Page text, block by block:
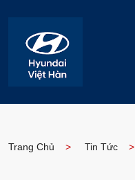
Trang Chủ Tin Tức